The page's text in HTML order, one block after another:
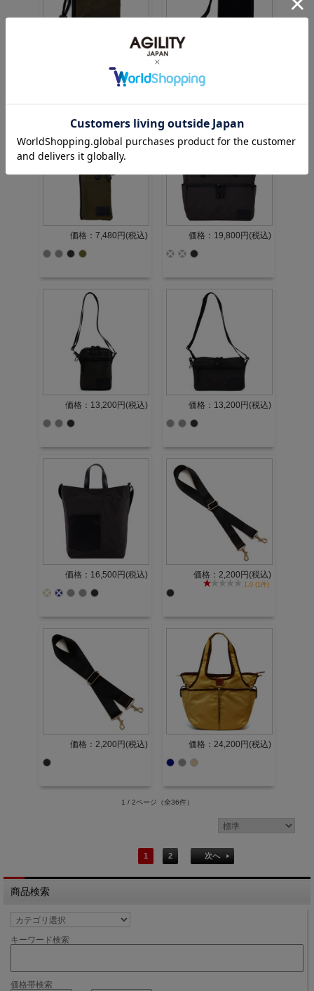
価格：4,180円(税込)
1.0 (1件)
価格：7,480円(税込) 価格：19,800円(税込)
価格：13,200円(税込) 価格：13,200円(税込)
価格：16,500円(税込) 価格：2,200円(税込)
1.0 (1件)
価格：2,200円(税込) 価格：24,200円(税込)
1 / 2ページ （全36件）
1 2 次へ
商品検索
キーワード検索
価格帯検索